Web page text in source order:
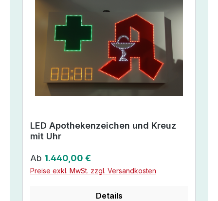
LED Apothekenzeichen und Kreuz
mit Uhr
Regulärer Preis:
Ab 1.440,00 €
Preise exkl. MwSt. zzgl. Versandkosten
Details